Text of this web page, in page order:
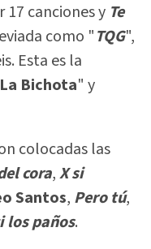
canciones y Te
como "TQG",
Esta es la
La Bichota" y
colocadas las
cora,X si
Santos, Pero tú,
los paños.